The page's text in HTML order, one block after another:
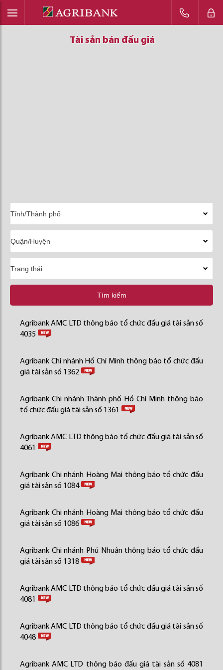
Tài sản bán đấu giá
Tài sản bán đấu giá
Tài sản bán đấu giá
Tìm kiếm
Agribank AMC LTD thông báo tổ chức đấu giá tài sản số
4035
Agribank Chi nhánh Hồ Chí Minh thông báo tổ chức đấu
giá tài sản số 1362
Agribank Chi nhánh Thành phố Hồ Chí Minh thông báo
tổ chức đấu giá tài sản số 1361
Agribank AMC LTD thông báo tổ chức đấu giá tài sản số
4061
Agribank Chi nhánh Hoàng Mai thông báo tổ chức đấu
giá tài sản số 1084
Agribank Chi nhánh Hoàng Mai thông báo tổ chức đấu
giá tài sản số 1086
Agribank Chi nhánh Phú Nhuận thông báo tổ chức đấu
giá tài sản số 1318
Agribank AMC LTD thông báo tổ chức đấu giá tài sản số
4081
Agribank AMC LTD thông báo tổ chức đấu giá tài sản số
4048
Agribank AMC LTD thông báo đấu giá tài sản số 4081